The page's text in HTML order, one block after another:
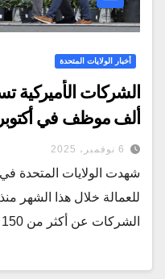
أخبار الولايات المتحدة
ألف موظف في أكتوبر
6 نوفمبر، 2025
الشركات عن أكثر من 150 ألف وظيفة تم إلغاؤها قطاع…